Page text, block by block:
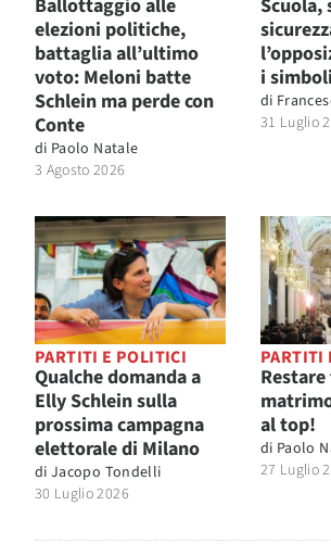
Ballottaggio alle
elezioni politiche,
battaglia all’ultimo
voto: Meloni batte
Schlein ma perde con
Conte
di Paolo Natale
3 Agosto 2026
Scuola,
i simboli
di
31 Luglio
PARTITI E POLITICI
Qualche domanda a
Elly Schlein sulla
prossima campagna
elettorale di Milano
di Jacopo Tondelli
30 Luglio 2026
PARTITI
al top!
di Paolo
27 Luglio